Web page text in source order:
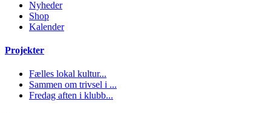
Nyheder
Shop
Kalender
Projekter
Fælles lokal kultur...
Sammen om trivsel i ...
Fredag aften i klubb...